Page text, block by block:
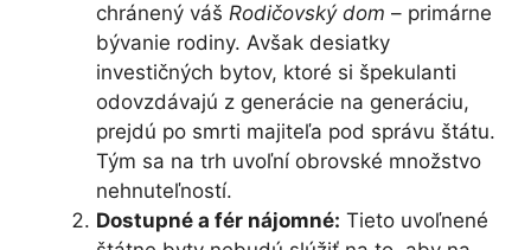
chránený váš Rodičovský dom – primárne
bývanie rodiny. Avšak desiatky
investičných bytov, ktoré si špekulanti
odovzdávajú z generácie na generáciu,
prejdú po smrti majiteľa pod správu štátu.
Tým sa na trh uvoľní obrovské množstvo
nehnuteľností.
Dostupné a fér nájomné: Tieto uvoľnené